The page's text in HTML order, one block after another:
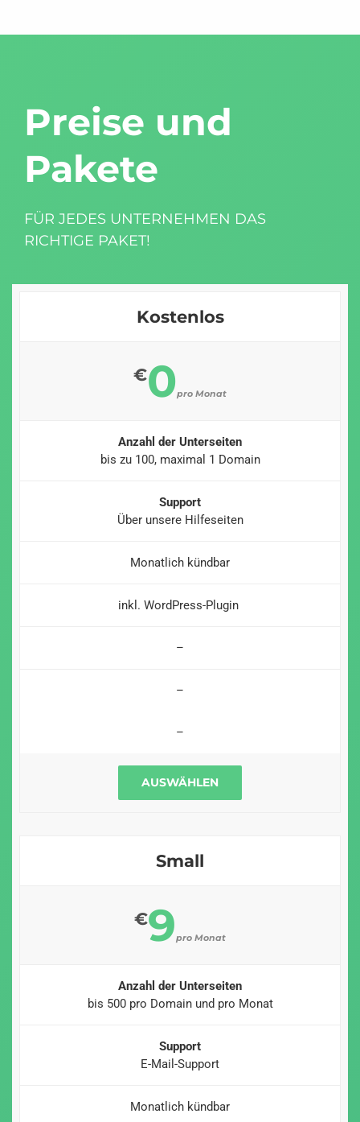
Preise und
Pakete
FÜR JEDES UNTERNEHMEN DAS
RICHTIGE PAKET!
Kostenlos
€0pro Monat
Anzahl der Unterseiten
bis zu 100, maximal 1 Domain
Support
Über unsere Hilfeseiten
Monatlich kündbar
inkl. WordPress-Plugin
–
–
–
AUSWÄHLEN
Small
€9pro Monat
Anzahl der Unterseiten
bis 500 pro Domain und pro Monat
Support
E-Mail-Support
Monatlich kündbar